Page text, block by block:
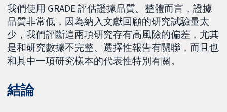
我們使用 GRADE 評估證據品質。整體而言，證據
品質非常低，因為納入文獻回顧的研究試驗量太
少，我們評斷這兩項研究存有高風險的偏差，尤其
是和研究數據不完整、選擇性報告有關聯，而且也
和其中一項研究樣本的代表性特別有關。
結論